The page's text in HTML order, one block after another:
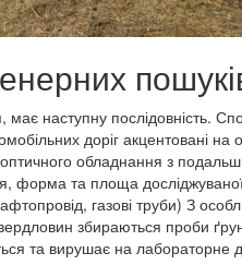
наступну послідовність.
доріг акцентовані
обладнання з
та площа досліджуваної
газові труби) З
збираються проби
та вирушає на лабораторне